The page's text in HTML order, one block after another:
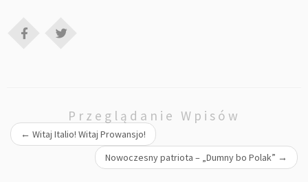
Przeglądanie Wpisów
← Witaj Italio! Witaj Prowansjo!
Nowoczesny patriota – „Dumny bo Polak” →